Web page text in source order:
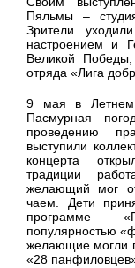
Пяльмы –
Зрители
настроением и
Великой
отряда «Лига
9 мая в Летнем
Пасмурная
проведению
выступили
концерта
традиции
желающий мог
чаем. Дети
программе
популярностью
желающие могли
«28